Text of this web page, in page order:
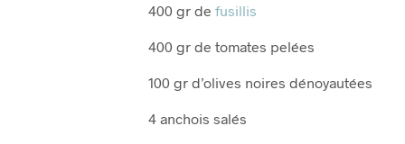
400 gr de fusillis
400 gr de tomates pelées
100 gr d’olives noires dénoyautées
4 anchois salés